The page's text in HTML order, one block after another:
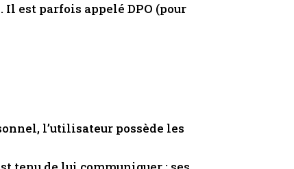
est parfois appelé DPO (pour
l’utilisateur possède les